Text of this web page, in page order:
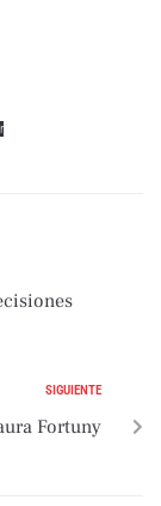
SIGUIENTE
Fortuny